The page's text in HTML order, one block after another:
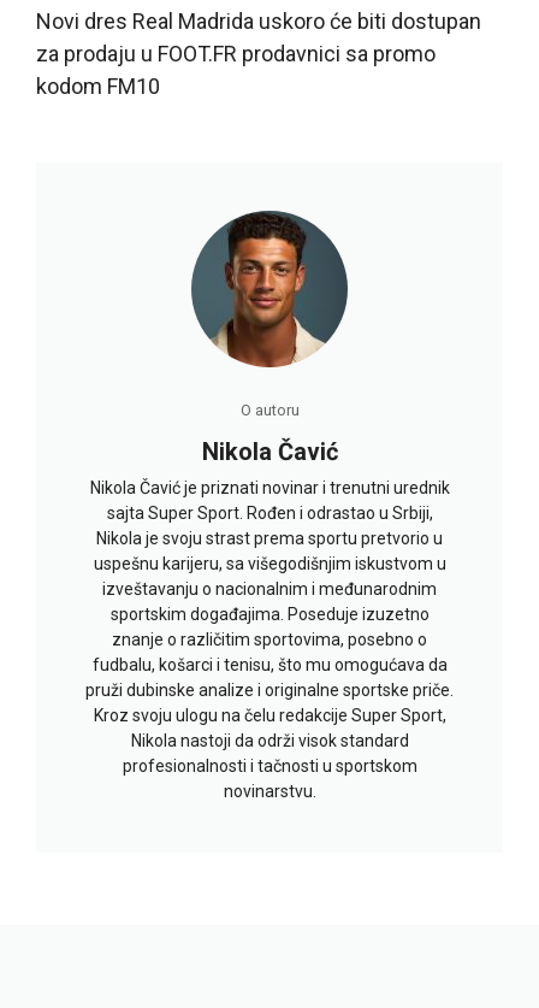
Novi dres Real Madrida uskoro će biti dostupan
za prodaju u FOOT.FR prodavnici sa promo
kodom FM10
O autoru
Nikola Čavić
Nikola Čavić je priznati novinar i trenutni urednik
sajta Super Sport. Rođen i odrastao u Srbiji,
Nikola je svoju strast prema sportu pretvorio u
uspešnu karijeru, sa višegodišnjim iskustvom u
izveštavanju o nacionalnim i međunarodnim
sportskim događajima. Poseduje izuzetno
znanje o različitim sportovima, posebno o
fudbalu, košarci i tenisu, što mu omogućava da
pruži dubinske analize i originalne sportske priče.
Kroz svoju ulogu na čelu redakcije Super Sport,
Nikola nastoji da održi visok standard
profesionalnosti i tačnosti u sportskom
novinarstvu.